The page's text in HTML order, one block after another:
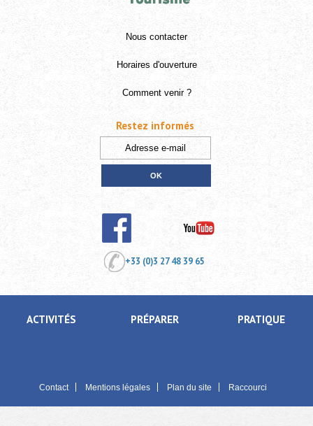
Nous contacter
Horaires d'ouverture
Comment venir ?
+33 (0)3 27 48 39 65
ACTIVITÉS PRÉPARER PRATIQUE
Contact Mentions légales Plan du site Raccourci
Restez informés